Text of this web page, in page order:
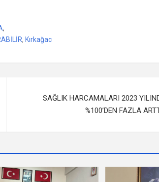
,
, Kırkağac
SAĞLIK HARCAMALARI 2023
%100’DEN FAZLA